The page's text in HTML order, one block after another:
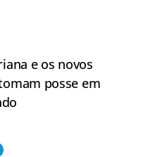
e os novos
posse em